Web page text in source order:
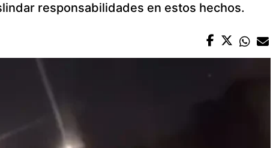
responsabilidades en estos hechos.